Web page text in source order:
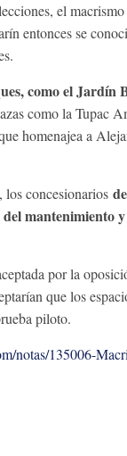
el
entonces se
como el Jardín
como la Tupac
homenajea a
concesionarios
mantenimiento
por la
que los
piloto.
notas/135006-